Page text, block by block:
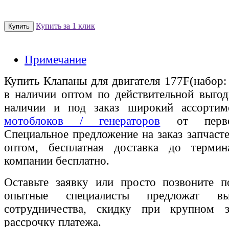
Купить за 1 клик
Примечание
Купить Клапаны для двигателя
в наличии оптом по действительной
наличии и под заказ широкий
мотоблоков / генераторов от
Специальное предложение на заказ
оптом, бесплатная доставка до
компании бесплатно.
Оставьте заявку или просто позвоните
опытные специалисты предложат
сотрудничества, скидку при крупном
рассрочку платежа.